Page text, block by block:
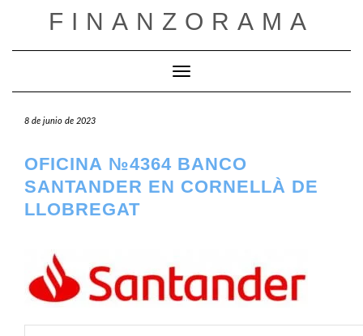
FINANZORAMA
Cambiar modo de navegación
8 de junio de 2023
OFICINA №4364 BANCO
SANTANDER EN CORNELLÀ DE
LLOBREGAT